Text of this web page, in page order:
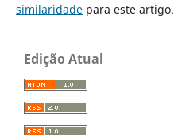
similaridadepara este artigo.
Edição Atual